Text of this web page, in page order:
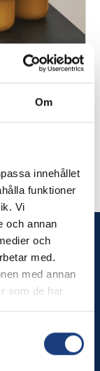
Om
innehållet
funktioner
Vi
och annan
och
med.
med annan
som de har
att
Poni
erbjuder